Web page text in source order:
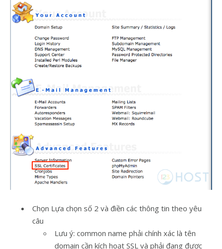
Chọn Lựa chọn số 2 và điền các thông tin theo yêu
câu
Lưu ý: common name phải chính xác là tên
domain cần kích hoạt SSL và phải đang được